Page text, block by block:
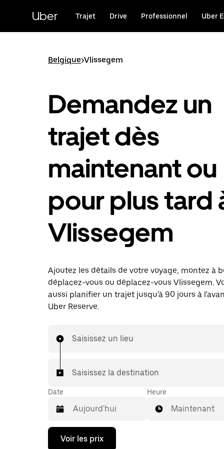
principal
Uber Trajet Drive Professionnel Uber
Belgique>Vlissegem
Demandez un
trajet dès
maintenant ou
pour plus tard
Vlissegem
Ajoutez les détails de votre voyage, montez à
déplacez-vous ou déplacez-vous Vlissegem.
aussi planifier un trajet jusqu'à 90 jours à
Uber Reserve.
Saisissez un lieu
Saisissez la destination
Date
Appuyez
Heure
Maintenant
Voir les prix